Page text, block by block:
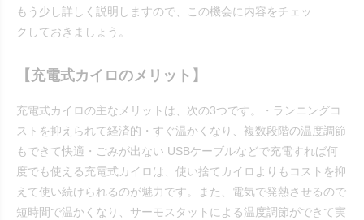
もう少し詳しく説明しますので、この機会に内容をチェッ
クしておきましょう。
【充電式カイロのメリット】
充電式カイロの主なメリットは、次の3つです。・ランニングコ
ストを抑えられて経済的・すぐ温かくなり、複数段階の温度調節
もできて快適・ごみが出ない USBケーブルなどで充電すれば何
度でも使える充電式カイロは、使い捨てカイロよりもコストを抑
えて使い続けられるのが魅力です。また、電気で発熱させるので
短時間で温かくなり、サーモスタットによる温度調節ができて実